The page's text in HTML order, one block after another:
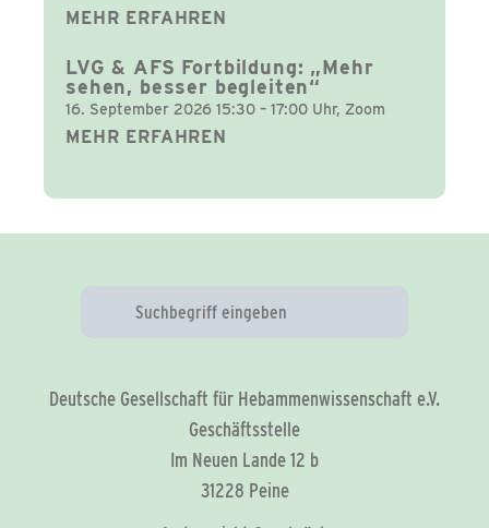
MEHR ERFAHREN
LVG & AFS Fortbildung: „Mehr
sehen, besser begleiten“
16. September 2026 15:30 – 17:00 Uhr, Zoom
MEHR ERFAHREN
Deutsche Gesellschaft für Hebammenwissenschaft e.V.
Geschäftsstelle
Im Neuen Lande 12 b
31228 Peine